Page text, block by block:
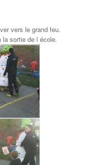
vers le grand feu.
la sortie de l école.